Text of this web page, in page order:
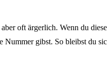
oft ärgerlich. Wenn du
gibst. So bleibst du